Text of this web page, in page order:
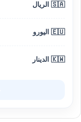
🇸🇦 الريال
🇪🇺 اليورو
🇰🇼 الدينار